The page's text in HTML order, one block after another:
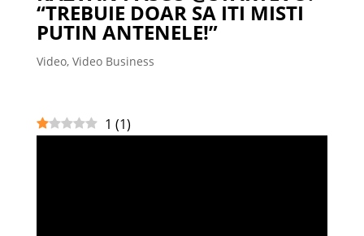
“TREBUIE DOAR SA ITI MISTI
PUTIN ANTENELE!”
Video, Video Business
1 (1)